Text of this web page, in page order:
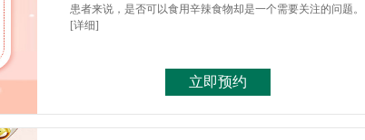
患者来说，是否可以食用辛辣食物却是一个需要关注的问题。
[详细]
立即预约